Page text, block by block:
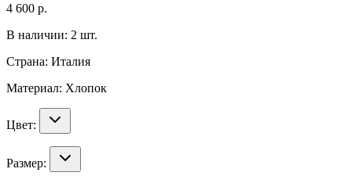
4 600 р.
В наличии: 2 шт.
Страна: Италия
Материал: Хлопок
Цвет:
Размер: